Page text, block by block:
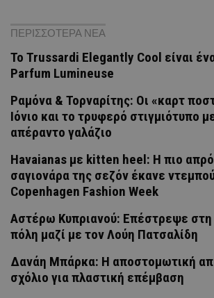
ΠΕΡΙΣΣΟΤΕΡΑ ΝΕΑ
Το Trussardi Elegantly Cool είναι
Parfum Lumineuse
Ραμόνα & Τορναρίτης: Οι «καρτ
Ιόνιο και το τρυφερό στιγμιότυπο
απέραντο γαλάζιο
Havaianas με kitten heel: Η πιο
σαγιονάρα της σεζόν έκανε
Copenhagen Fashion Week
Αστέρω Κυπριανού: Επέστρεψε στη
πόλη μαζί με τον Λούη Πατσαλίδη
Δανάη Μπάρκα: Η αποστομωτική
σχόλιο για πλαστική επέμβαση